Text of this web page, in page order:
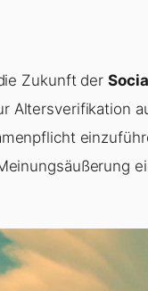
Zukunft der
Altersverifikation